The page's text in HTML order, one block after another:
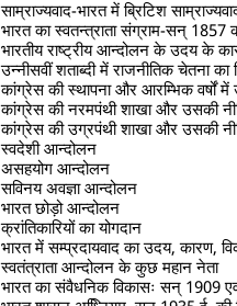
साम्राज्यवाद-भारत में ब्रिटिश
भारत का स्वतन्त्राता संग्राम-सन् 1857
भारतीय राष्ट्रीय आन्दोलन के उदय के
उन्नीसवीं शताब्दी में राजनीतिक चेतना का
कांग्रेस की स्थापना और आरम्भिक वर्षों में
कांग्रेस की नरमपंथी शाखा और उसकी
कांग्रेस की उग्रपंथी शाखा और उसकी
स्वदेशी आन्दोलन
असहयोग आन्दोलन
सविनय अवज्ञा आन्दोलन
भारत छोड़ो आन्दोलन
क्रांतिकारियों का योगदान
भारत में सम्प्रदायवाद का उदय, कारण,
स्वतंत्राता आन्दोलन के कुछ महान नेता
भारत का संवैधनिक विकासः सन् 1909